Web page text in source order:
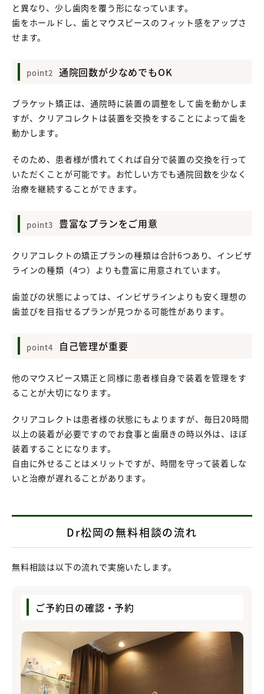
と異なり、少し歯肉を覆う形になっています。
歯をホールドし、歯とマウスピースのフィット感をアップさ
せます。
point2 通院回数が少なめでもOK
ブラケット矯正は、通院時に装置の調整をして歯を動かしま
すが、クリアコレクトは装置を交換をすることによって歯を
動かします。
そのため、患者様が慣れてくれば自分で装置の交換を行って
いただくことが可能です。お忙しい方でも通院回数を少なく
治療を継続することができます。
point3 豊富なプランをご用意
クリアコレクトの矯正プランの種類は合計6つあり、インビザ
ラインの種類（4つ）よりも豊富に用意されています。
歯並びの状態によっては、インビザラインよりも安く理想の
歯並びを目指せるプランが見つかる可能性があります。
point4 自己管理が重要
他のマウスピース矯正と同様に患者様自身で装着を管理をす
ることが大切になります。
クリアコレクトは患者様の状態にもよりますが、毎日20時間
以上の装着が必要ですのでお食事と歯磨きの時以外は、ほぼ
装着することになります。
自由に外せることはメリットですが、時間を守って装着しな
いと治療が遅れることがあります。
Dr松岡の無料相談の流れ
無料相談は以下の流れで実施いたします。
ご予約日の確認・予約